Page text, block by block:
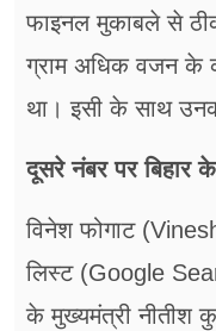
फाइनल मुकाबले से
ग्राम अधिक वजन के
था। इसी के साथ
दूसरे नंबर पर बिहार
विनेश फोगाट
लिस्ट (Google
के मुख्यमंत्री नीतीश